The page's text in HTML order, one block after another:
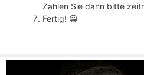
Zahlen Sie dann bitte
Fertig! 😀